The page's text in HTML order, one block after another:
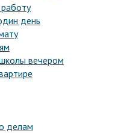
день
вечером
делам